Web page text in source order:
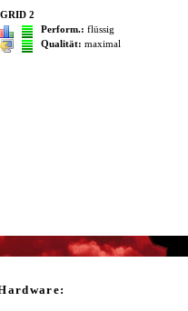
GRID 2
Perform.: flüssig
Qualität: maximal